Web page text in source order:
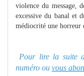
violence du message,
excessive du banal et
médiocrité une horreur
Pour lire la suite
numéro ou vous